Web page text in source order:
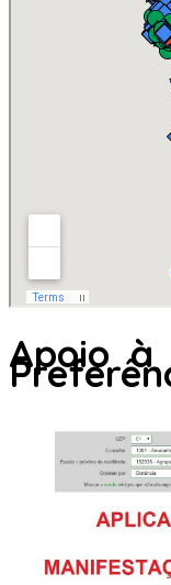
Apoio à